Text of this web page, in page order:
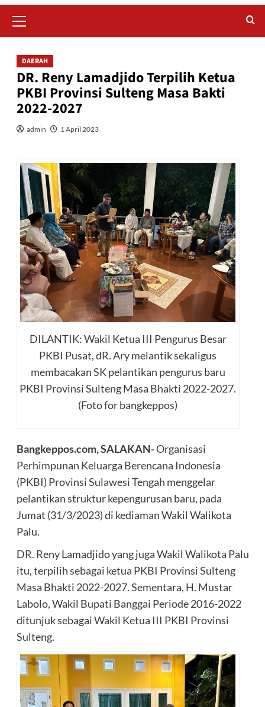
Menu
DAERAH
DR. Reny Lamadjido Terpilih Ketua
PKBI Provinsi Sulteng Masa Bakti
2022-2027
admin 1 April 2023
DILANTIK: Wakil Ketua III Pengurus Besar
PKBI Pusat, dR. Ary melantik sekaligus
membacakan SK pelantikan pengurus baru
PKBI Provinsi Sulteng Masa Bhakti 2022-2027.
(Foto for bangkeppos)
Bangkeppos.com, SALAKAN-Organisasi
Perhimpunan Keluarga Berencana Indonesia
(PKBI) Provinsi Sulawesi Tengah menggelar
pelantikan struktur kepengurusan baru, pada
Jumat (31/3/2023) di kediaman Wakil Walikota
Palu.
DR. Reny Lamadjido yang juga Wakil Walikota Palu
itu, terpilih sebagai ketua PKBI Provinsi Sulteng
Masa Bhakti 2022-2027. Sementara, H. Mustar
Labolo, Wakil Bupati Banggai Periode 2016-2022
ditunjuk sebagai Wakil Ketua III PKBI Provinsi
Sulteng.